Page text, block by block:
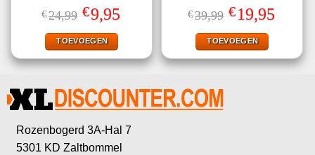
Gewaardeerd
4.50uit 5
€24,99 Oorspronkelijke
prijs
was:
€24,99.
€9,95prijs
TOEVOEGEN
Gewaardeerd
5.00uit 5
€39,99 Oorspronkelijke
prijs
was:
€39,99.
€19,95prijs
TOEVOEGEN
Rozenbogerd 3A-Hal 7
5301 KD Zaltbommel